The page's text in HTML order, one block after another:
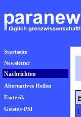
Startseite
Newsletter
Nachrichten
Alternatives Heilen
Esoterik
Geister-PSI